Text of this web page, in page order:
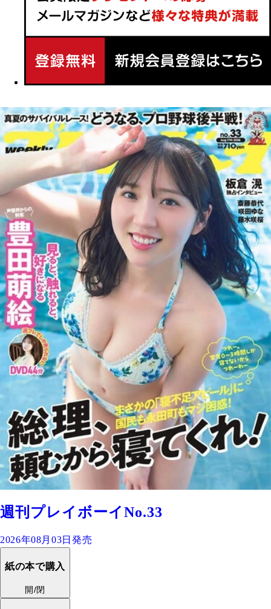
週刊プレイボーイNo.33
2026年08月03日発売
紙の本で購入
開/閉